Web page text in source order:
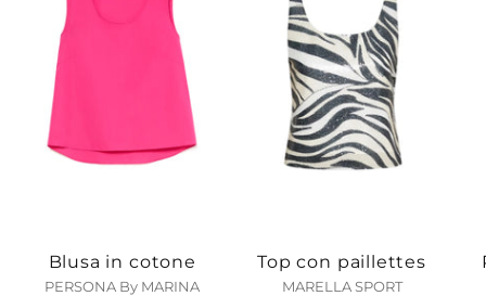
Blusa in cotone
PERSONA By MARINA
Top con paillettes
MARELLA SPORT